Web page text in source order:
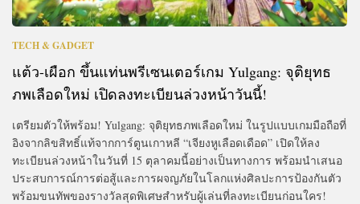
TECH & GADGET
แต้ว-เผือก ขึ้นแท่นพรีเซนเตอร์เกม Yulgang: จุติยุทธ
ภพเลือดใหม่ เปิดลงทะเบียนล่วงหน้าวันนี้!
เตรียมตัวให้พร้อม! Yulgang: จุติยุทธภพเลือดใหม่ ในรูปแบบเกมมือถือที่
อิงจากลิขสิทธิ์แท้จากการ์ตูนเกาหลี “เจียงหูเลือดเดือด” เปิดให้ลง
ทะเบียนล่วงหน้าในวันที่ 15 ตุลาคมนี้อย่างเป็นทางการ พร้อมนำเสนอ
ประสบการณ์การต่อสู้และการผจญภัยในโลกแห่งศิลปะการป้องกันตัว
พร้อมขนทัพของรางวัลสุดพิเศษสำหรับผู้เล่นที่ลงทะเบียนก่อนใคร!